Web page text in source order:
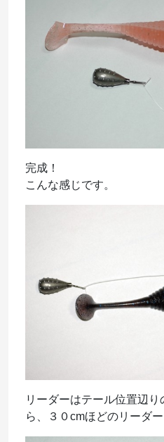
完成！
こんな感じです。
リーダーはテール位置辺
ら、３０cmほどのリーダ